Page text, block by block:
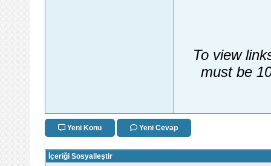
To view
must be
Yeni Konu Yeni Cevap
İçeriği Sosyalleştir